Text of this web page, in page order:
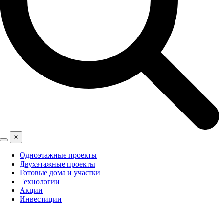
×
Одноэтажные проекты
Двухэтажные проекты
Готовые дома и участки
Технологии
Акции
Инвестиции